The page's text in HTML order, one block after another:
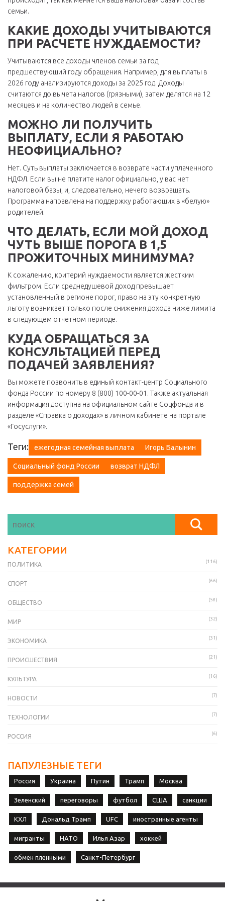
семьи.
КАКИЕ ДОХОДЫ УЧИТЫВАЮТСЯ
ПРИ РАСЧЕТЕ НУЖДАЕМОСТИ?
Учитываются все доходы членов семьи за год,
предшествующий году обращения. Например, для выплаты в
2026 году анализируются доходы за 2025 год. Доходы
считаются до вычета налогов (грязными), затем делятся на 12
месяцев и на количество людей в семье.
МОЖНО ЛИ ПОЛУЧИТЬ
ВЫПЛАТУ, ЕСЛИ Я РАБОТАЮ
НЕОФИЦИАЛЬНО?
Нет. Суть выплаты заключается в возврате части уплаченного
НДФЛ. Если вы не платите налог официально, у вас нет
налоговой базы, и, следовательно, нечего возвращать.
Программа направлена на поддержку работающих в «белую»
родителей.
ЧТО ДЕЛАТЬ, ЕСЛИ МОЙ ДОХОД
ЧУТЬ ВЫШЕ ПОРОГА В 1,5
ПРОЖИТОЧНЫХ МИНИМУМА?
К сожалению, критерий нуждаемости является жестким
фильтром. Если среднедушевой доход превышает
установленный в регионе порог, право на эту конкретную
льготу возникает только после снижения дохода ниже лимита
в следующем отчетном периоде.
КУДА ОБРАЩАТЬСЯ ЗА
КОНСУЛЬТАЦИЕЙ ПЕРЕД
ПОДАЧЕЙ ЗАЯВЛЕНИЯ?
Вы можете позвонить в единый контакт-центр Социального
фонда России по номеру 8 (800) 100-00-01. Также актуальная
информация доступна на официальном сайте Соцфонда и в
разделе «Справка о доходах» в личном кабинете на портале
«Госуслуги».
Теги: ежегодная семейная выплата Игорь Балынин
Социальный фонд России возврат НДФЛ
поддержка семей
КАТЕГОРИИ
ПОЛИТИКА (116)
СПОРТ (66)
ОБЩЕСТВО (58)
МИР (32)
ЭКОНОМИКА (31)
ПРОИСШЕСТВИЯ (21)
КУЛЬТУРА (16)
НОВОСТИ (7)
ТЕХНОЛОГИИ (7)
РОССИЯ (6)
ПАПУЛЕЗНЫЕ ТЕГИ
Россия Украина Путин Трамп Москва
Зеленский переговоры футбол США санкции
КХЛ Дональд Трамп UFC иностранные агенты
мигранты НАТО Илья Азар хоккей
обмен пленными Санкт-Петербург